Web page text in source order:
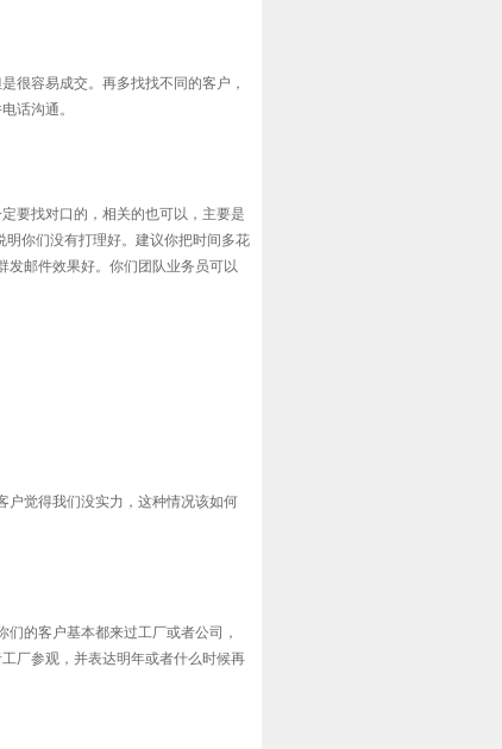
很容易成交。再多找找不同的客户，
话沟通。
要找对口的，相关的也可以，主要是
你们没有打理好。建议你把时间多花
发邮件效果好。你们团队业务员可以
户觉得我们没实力，这种情况该如何
的客户基本都来过工厂或者公司，
厂参观，并表达明年或者什么时候再